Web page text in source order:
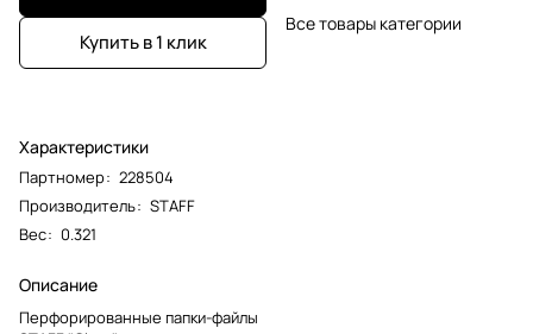
Купить в 1 клик
Характеристики
Партномер: 228504
Производитель: STAFF
Вес: 0.321
Описание
Перфорированные папки-файлы
Все товары категории